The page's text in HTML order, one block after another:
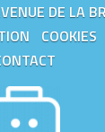
DE LA
COOKIES